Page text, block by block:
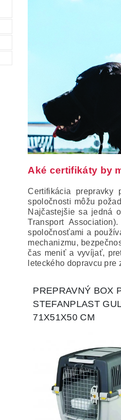
Aké certifikáty by
Certifikácia
spoločnosti môžu
Najčastejšie sa jedná
Transport Association).
spoločnosťami a
mechanizmu,
čas meniť a vyvíjať,
leteckého dopravcu pre